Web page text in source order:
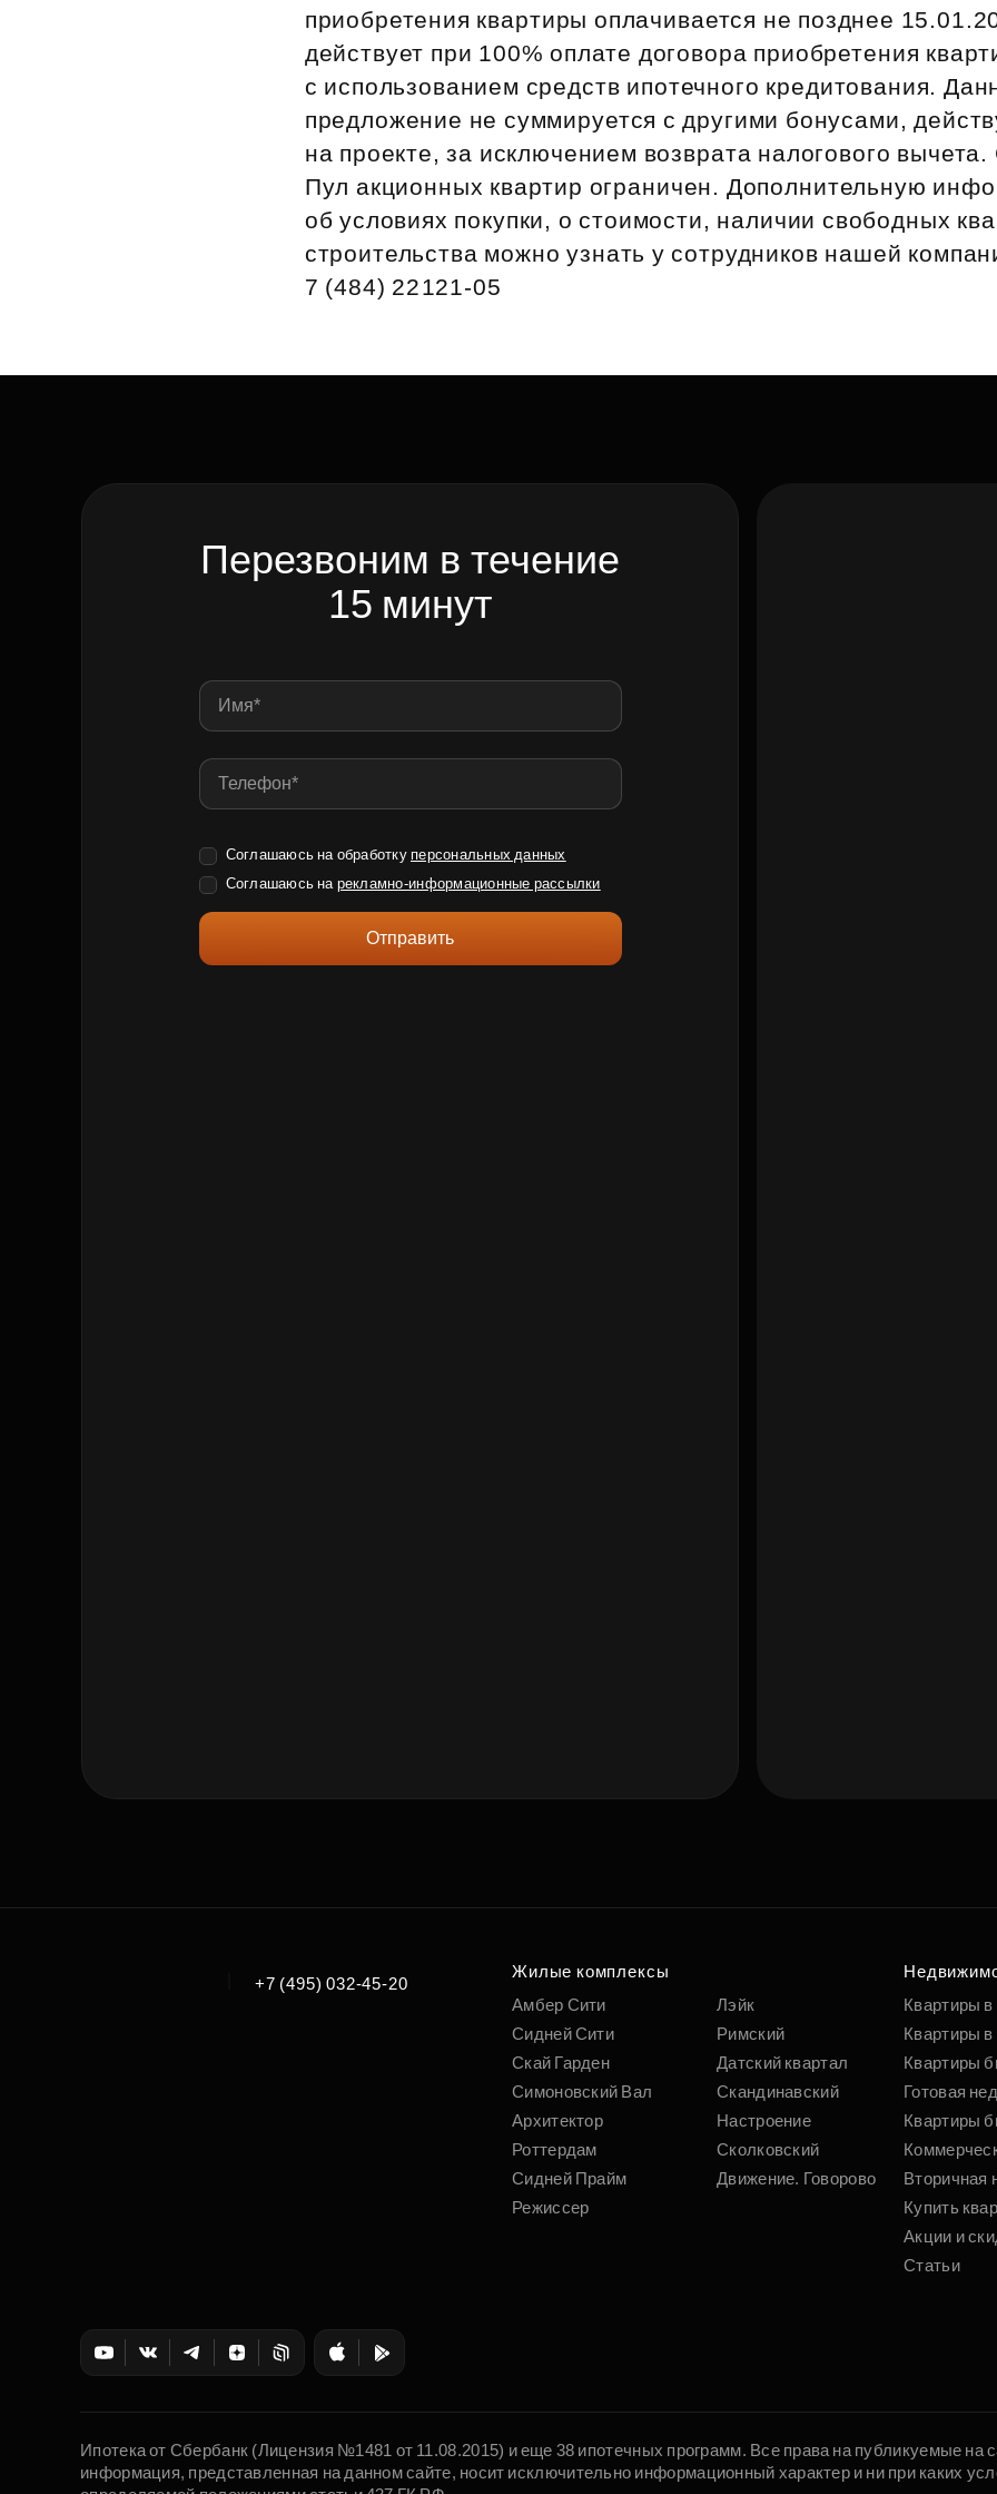
Субсидии
приобретения квартиры оплачивается не позднее
действует при 100% оплате договора приобретения
с использованием средств ипотечного кредитования.
предложение не суммируется с другими бонусами,
на проекте, за исключением возврата налогового
Пул акционных квартир ограничен. Дополнительную
об условиях покупки, о стоимости, наличии свободных
строительства можно узнать у сотрудников нашей
7 (484) 22121‑05
Перезвоним в течение
15 минут
Соглашаюсь на обработку персональных данных
Соглашаюсь на рекламно-информационные рассылки
Отправить
+7 (495) 032-45-20
Жилые комплексы
Амбер Сити
Сидней Сити
Скай Гарден
Симоновский Вал
Архитектор
Роттердам
Сидней Прайм
Режиссер
Лэйк
Римский
Датский квартал
Скандинавский
Настроение
Сколковский
Движение. Говорово
Квартиры
Квартиры в
Квартиры
Готовая
Квартиры
Вторичная
Купить
Акции и
Статьи
Ипотека от Сбербанк (Лицензия №1481 от 11.08.2015) и еще 38 ипотечных программ. Все права на публикуемые
информация, представленная на данном сайте, носит исключительно информационный характер и ни при каких